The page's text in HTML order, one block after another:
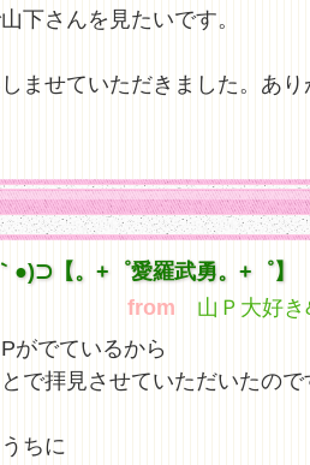
下さんを見たいです。
ませていただきました。あ
●)⊃【。+゜愛羅武勇。+゜】
from 山Ｐ大好き
がでているから
で拝見させていただいたので
ちに